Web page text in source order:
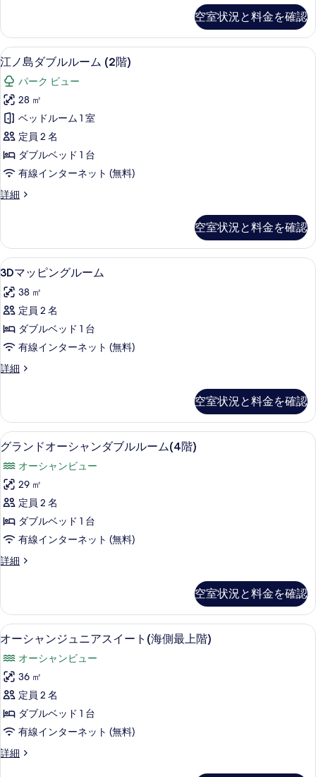
ル
ー
ム
（2
階）
の
す
べ
て
の
を
表
示
す
る
ー
ド
ダ
ブ
ル
ル
ー
ム
（2
階）
の
詳
細
空室状況と料金を確認
江
ノ
島
ダ
ブ
ル
ル
ム
階)
の
す
べ
て
の
写
真
示
す
る
江ノ島ダブルルーム (2階) | ミニバー
8
江ノ島ダブルルーム (2階)
パーク ビュー
28 ㎡
ベッドルーム 1 室
定員 2 名
ダブルベッド 1 台
有線インターネット (無料)
詳細
江
ブ
ル
ル
ム
(2
の
詳
空室状況と料金を確認
3D
マ
ッ
ピ
ン
グ
ル
ム
の
す
べ
て
の
写
真
を
す
る
3Dマッピングルーム | ミニバー、セ
10
3Dマッピングルーム
38 ㎡
定員 2 名
ダブルベッド 1 台
有線インターネット (無料)
詳細
3D
ン
グ
ル
ム
の
詳
細
空室状況と料金を確認
グ
ン
ド
オ
ー
ャ
ダ
ブ
ル
ル
ー
ム
(4
階)
の
グランドオーシャンダブルルーム(4
9
グランドオーシャンダブルルーム(4階)
オーシャンビュー
29 ㎡
定員 2 名
ダブルベッド 1 台
有線インターネット (無料)
詳細
グ
オ
ー
シ
ン
ダ
ブ
ル
ル
ー
ム
(4
空室状況と料金を確認
オ
シ
ャ
ン
ジ
ニ
オーシャンジュニアスイート(海側最
13
オーシャンジュニアスイート(海側最上階)
オーシャンビュー
36 ㎡
定員 2 名
ダブルベッド 1 台
有線インターネット (無料)
詳細
オ